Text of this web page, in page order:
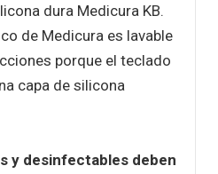
dura Medicura KB.
de Medicura es lavable
porque el teclado
capa de silicona
y desinfectables deben